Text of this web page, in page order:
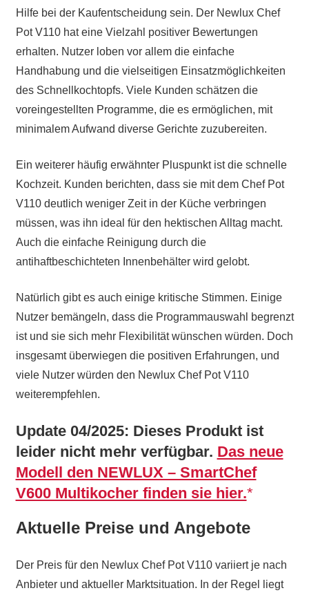
Hilfe bei der Kaufentscheidung sein. Der Newlux Chef
Pot V110 hat eine Vielzahl positiver Bewertungen
erhalten. Nutzer loben vor allem die einfache
Handhabung und die vielseitigen Einsatzmöglichkeiten
des Schnellkochtopfs. Viele Kunden schätzen die
voreingestellten Programme, die es ermöglichen, mit
minimalem Aufwand diverse Gerichte zuzubereiten.
Ein weiterer häufig erwähnter Pluspunkt ist die schnelle
Kochzeit. Kunden berichten, dass sie mit dem Chef Pot
V110 deutlich weniger Zeit in der Küche verbringen
müssen, was ihn ideal für den hektischen Alltag macht.
Auch die einfache Reinigung durch die
antihaftbeschichteten Innenbehälter wird gelobt.
Natürlich gibt es auch einige kritische Stimmen. Einige
Nutzer bemängeln, dass die Programmauswahl begrenzt
ist und sie sich mehr Flexibilität wünschen würden. Doch
insgesamt überwiegen die positiven Erfahrungen, und
viele Nutzer würden den Newlux Chef Pot V110
weiterempfehlen.
Update 04/2025: Dieses Produkt ist
leider nicht mehr verfügbar. Das neue
Modell den NEWLUX – SmartChef
V600 Multikocher finden sie hier.
Aktuelle Preise und Angebote
Der Preis für den Newlux Chef Pot V110 variiert je nach
Anbieter und aktueller Marktsituation. In der Regel liegt